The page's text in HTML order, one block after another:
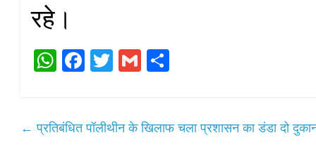
रहे।
W
A
Fa
ok
T
r
G
← प्रतिबंधित पॉलीथीन के खिलाफ चला प्रशासन का डंडा दो